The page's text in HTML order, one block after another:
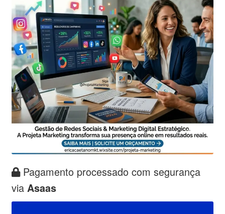
Pagamento processado com segurança
via Asaas